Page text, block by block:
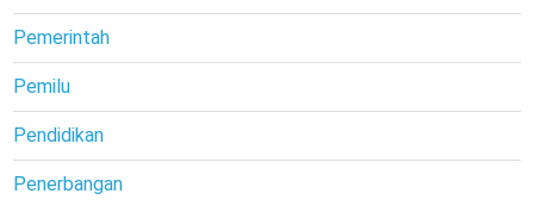
Pemerintah
Pemilu
Pendidikan
Penerbangan